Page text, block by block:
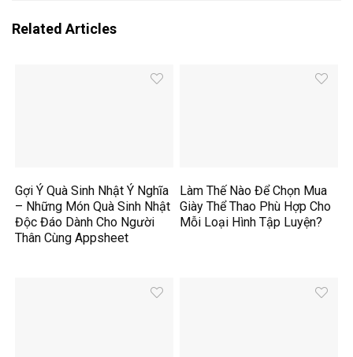
Related Articles
Gợi Ý Quà Sinh Nhật Ý Nghĩa
– Những Món Quà Sinh Nhật
Độc Đáo Dành Cho Người
Thân Cùng Appsheet
Làm Thế Nào Để Chọn Mua
Giày Thể Thao Phù Hợp Cho
Mỗi Loại Hình Tập Luyện?